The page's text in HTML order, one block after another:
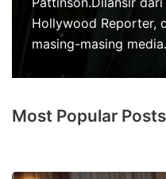
Hollywood Reporter,
masing-masing
Most Popular Posts